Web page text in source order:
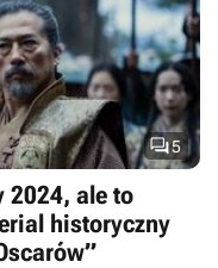
5
2024, ale to
historyczny